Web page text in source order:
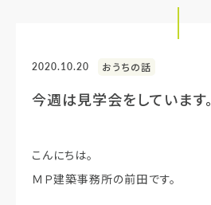
2020.10.20 おうちの話
今週は見学会をしています。
こんにちは。
ＭＰ建築事務所の前田です。